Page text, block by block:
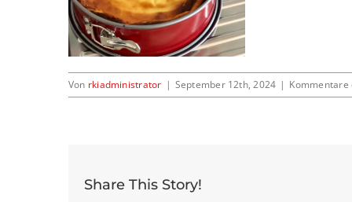
Von rkiadministrator | September 12th, 2024 |
Share This Story!